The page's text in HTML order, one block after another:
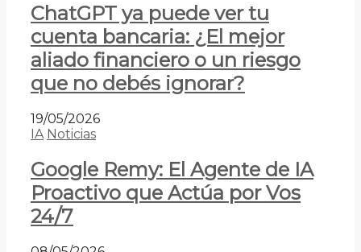
ChatGPT ya puede ver tu
cuenta bancaria: ¿El mejor
aliado financiero o un riesgo
que no debés ignorar?
19/05/2026
IA Noticias
Google Remy: El Agente de IA
Proactivo que Actúa por Vos
24/7